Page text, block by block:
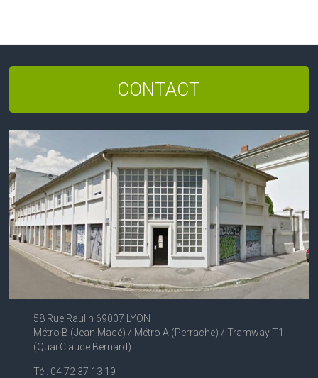
CONTACT
58 Rue Raulin 69007 LYON
Métro B (Jean Macé) / Métro A (Perrache) / Tramway T1
(Quai Claude Bernard)
Tél. 04 72 37 13 19